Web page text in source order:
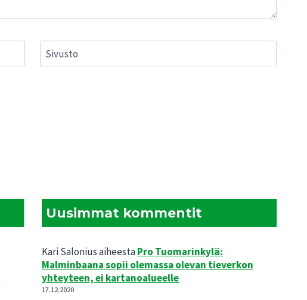
Sivusto
Uusimmat kommentit
Kari SaloniusaiheestaPro Tuomarinkylä:
Malminbaana sopii olemassa olevan tieverkon
yhteyteen, ei kartanoalueelle
17.12.2020